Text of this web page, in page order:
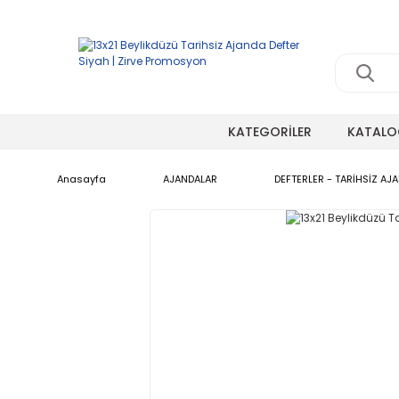
KATEGORİLER
Anasayfa AJANDALAR DEFTERLER - TARİHSİZ